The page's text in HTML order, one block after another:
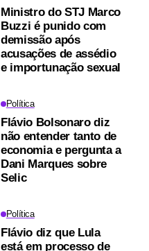
Ministro do STJ Marco
Buzzi é punido com
demissão após
acusações de assédio
e importunação sexual
Política
Flávio Bolsonaro diz
não entender tanto de
economia e pergunta a
Dani Marques sobre
Selic
Política
Flávio diz que Lula
está em processo de